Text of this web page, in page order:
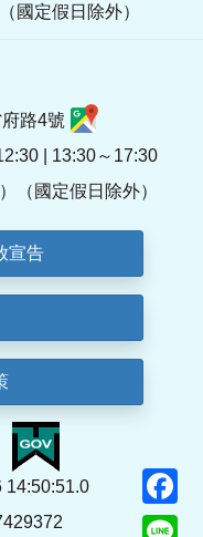
國定假日除外）
路4號
| 13:30～17:30
（國定假日除外）
宣告
14:50:51.0